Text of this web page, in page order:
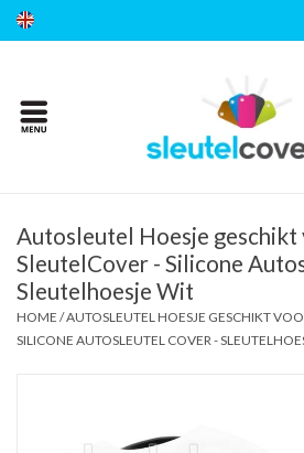
Home
Accessoires
Veelgestelde vragen
Autosleutel Hoesje geschikt
SleutelCover - Silicone
Sleutelhoesje Wit
HOME /AUTOSLEUTEL HOESJE GESCHIKT
SILICONE AUTOSLEUTEL COVER -